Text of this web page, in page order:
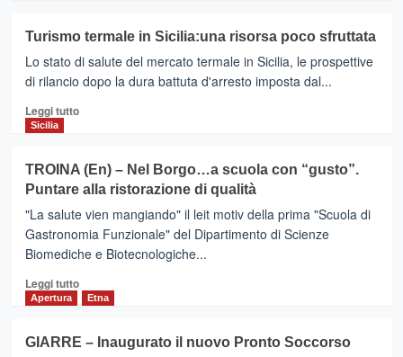
mediche.
BRONTE
–
Carenza
medici
De
Luca
appello
alla
Regione
Turismo termale in Sicilia:una risorsa poco sfruttata
Lo stato di salute del mercato termale in Sicilia, le prospettive
di rilancio dopo la dura battuta d'arresto imposta dal...
Leggi tuttoLeggi
Turismo
termale
in
Sicilia:una
risorsa
poco
sfruttata
Sicilia
TROINA (En) – Nel Borgo…a scuola con “gusto”.
Puntare alla ristorazione di qualità
"La salute vien mangiando" il leit motiv della prima "Scuola di
Gastronomia Funzionale" del Dipartimento di Scienze
Biomediche e Biotecnologiche...
Leggi tuttoLeggi
TROINA
Apertura Etna
GIARRE – Inaugurato il nuovo Pronto Soccorso